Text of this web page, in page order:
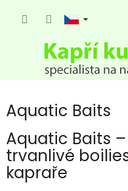
Aquatic Baits
Aquatic Baits
trvanlivé
kapraře